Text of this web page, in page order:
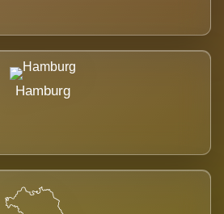
Hamburg